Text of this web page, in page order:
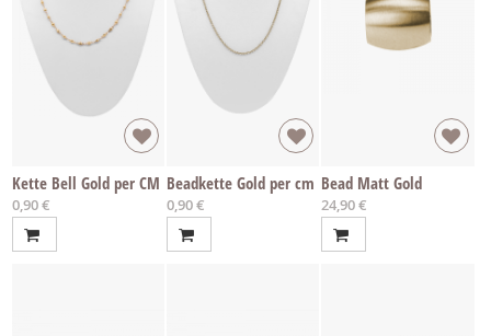
Kette Bell Gold per CM
0,90 €
Beadkette Gold per cm
0,90 €
Bead Matt Gold
24,90 €